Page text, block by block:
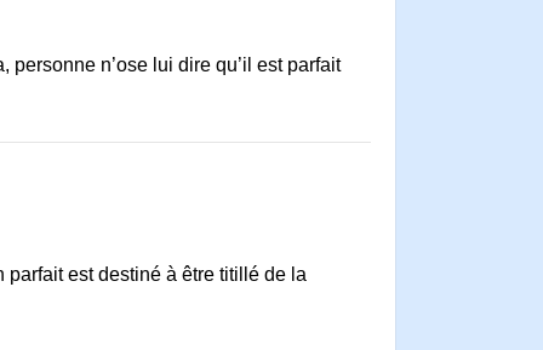
n’ose lui dire qu’il est parfait
parfait est destiné à être titillé de la